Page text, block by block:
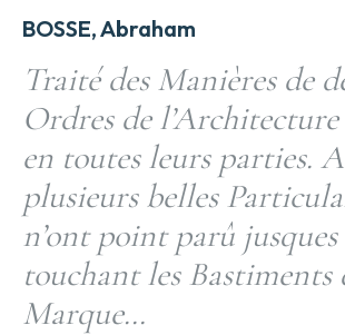
BOSSE, Abraham
Traité des Manières de
Ordres de
en toutes leurs parties.
plusieurs belles
n’ont point parû
touchant les Bastiments
Marque…